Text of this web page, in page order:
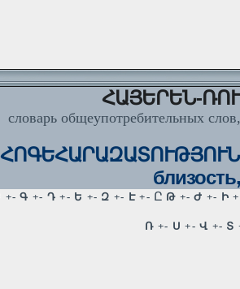
ՀԱՅԵՐԵՆ-
словарь общеупотребительных
ՀՈԳԵՀԱՐԱԶԱՏՈՒԹՅՈՒՆ,